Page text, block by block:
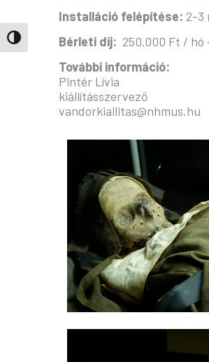
Nagy kontraszt váltása
Installáció felépítése: 2-3
Bérleti díj: 250.000 Ft / hó
További információ:
Pintér Lívia
kiállításszervező
vandorkiallitas@nhmus.hu